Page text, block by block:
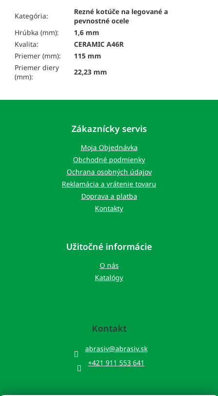
Kategória:
Rezné kotúče na legované a
pevnostné ocele
Hrúbka (mm):
1,6 mm
Kvalita:
CERAMIC A46R
Priemer (mm):
115 mm
Priemer diery
(mm):
22,23 mm
Zákaznícky servis
Moja Objednávka
Obchodné podmienky
Ochrana osobných údajov
Reklamácia a vrátenie tovaru
Doprava a platba
Kontakty
Užitočné informácie
O nás
Katalógy
Kontakt
abrasiv@abrasiv.sk
+421 911 553 641